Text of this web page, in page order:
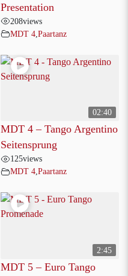
Presentation
208views
MDT 4 Paartanz
02:40
MDT 4 – Tango Argentino
Seitensprung
125views
MDT 4,Paartanz
2:45
MDT 5 – Euro Tango